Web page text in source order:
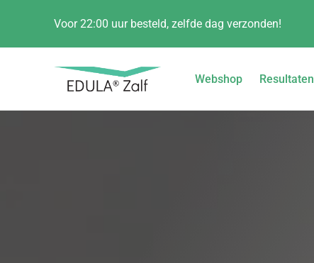
Voor 22:00 uur besteld, zelfde dag verzonden!
Webshop Resultaten